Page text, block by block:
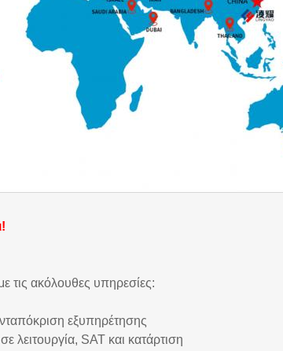
τις ακόλουθες υπηρεσίες:
εξυπηρέτησης
λειτουργία, SAT και κατάρτιση